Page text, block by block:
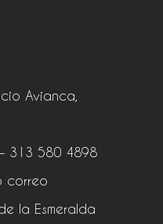
Avianca,
– 313 580 4898
correo
la Esmeralda